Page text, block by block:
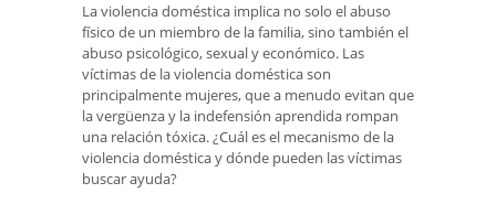
La violencia doméstica implica no solo el abuso
físico de un miembro de la familia, sino también el
abuso psicológico, sexual y económico. Las
víctimas de la violencia doméstica son
principalmente mujeres, que a menudo evitan que
la vergüenza y la indefensión aprendida rompan
una relación tóxica. ¿Cuál es el mecanismo de la
violencia doméstica y dónde pueden las víctimas
buscar ayuda?